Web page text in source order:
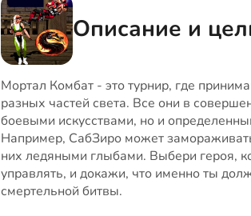
Описание и
Мортал Комбат - это турнир, где
разных частей света. Все они в
боевыми искусствами, но и
Например, СабЗиро может
них ледяными глыбами. Выбери героя,
управлять, и докажи, что именно ты
смертельной битвы.